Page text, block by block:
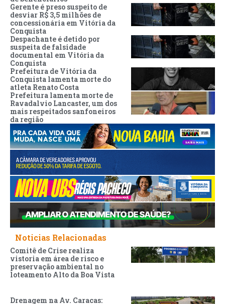
Gerente é preso suspeito de
desviar R$ 3,5 milhões de
concessionária em Vitória da
Conquista
Despachante é detido por
suspeita de falsidade
documental em Vitória da
Conquista
Prefeitura de Vitória da
Conquista lamenta morte do
atleta Renato Costa
Prefeitura lamenta morte de
Ravadalvio Lancaster, um dos
mais respeitados sanfoneiros
da região
Noticias Relacionadas
Comitê de Crise realiza
vistoria em área de risco e
preservação ambiental no
loteamento Alto da Boa Vista
Drenagem na Av. Caracas: